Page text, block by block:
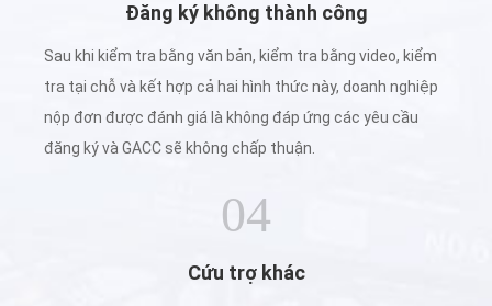
Đăng ký không thành công
Sau khi kiểm tra bằng văn bản, kiểm tra bằng video, kiểm
tra tại chỗ và kết hợp cả hai hình thức này, doanh nghiệp
nộp đơn được đánh giá là không đáp ứng các yêu cầu
đăng ký và GACC sẽ không chấp thuận.
04
Cứu trợ khác